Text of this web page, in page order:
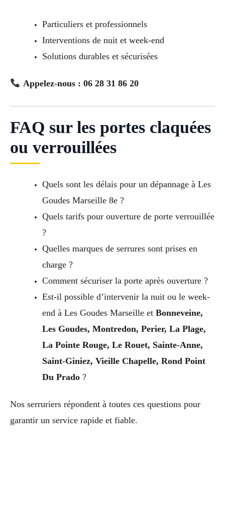
Particuliers et professionnels
Interventions de nuit et week-end
Solutions durables et sécurisées
Appelez-nous : 06 28 31 86 20
FAQ sur les portes claquées
ou verrouillées
Quels sont les délais pour un dépannage à Les
Goudes Marseille 8e ?
Quels tarifs pour ouverture de porte verrouillée
?
Quelles marques de serrures sont prises en
charge ?
Comment sécuriser la porte après ouverture ?
Est-il possible d’intervenir la nuit ou le week-
end à Les Goudes Marseille et Bonneveine,
Les Goudes, Montredon, Perier, La Plage,
La Pointe Rouge, Le Rouet, Sainte-Anne,
Saint-Giniez, Vieille Chapelle, Rond Point
Du Prado?
Nos serruriers répondent à toutes ces questions pour
garantir un service rapide et fiable.